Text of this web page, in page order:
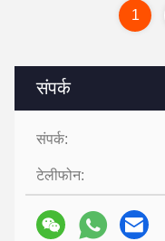
संपर्क
संपर्क:
टेलीफोन:
1